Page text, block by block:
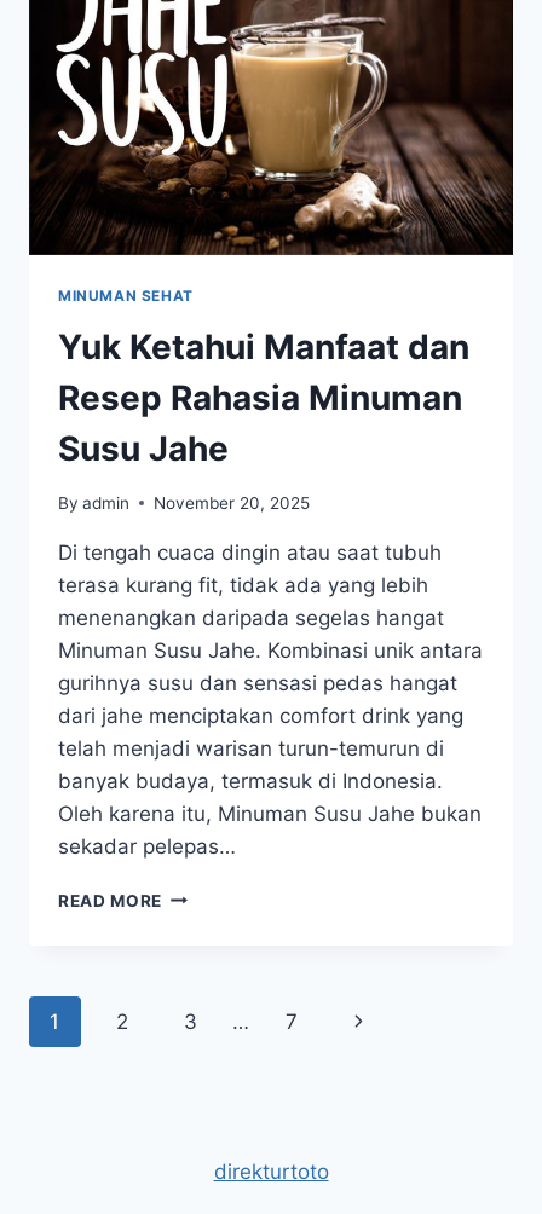
LEBIH
SEHAT
MINUMAN SEHAT
Yuk Ketahui Manfaat dan
Resep Rahasia Minuman
Susu Jahe
By admin November 20, 2025
Di tengah cuaca dingin atau saat tubuh
terasa kurang fit, tidak ada yang lebih
menenangkan daripada segelas hangat
Minuman Susu Jahe. Kombinasi unik antara
gurihnya susu dan sensasi pedas hangat
dari jahe menciptakan comfort drink yang
telah menjadi warisan turun-temurun di
banyak budaya, termasuk di Indonesia.
Oleh karena itu, Minuman Susu Jahe bukan
sekadar pelepas…
READ MORE YUK
RAHASIA
Page
1 2 3 … 7
Next
direkturtoto